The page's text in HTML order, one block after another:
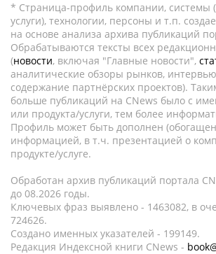
* Страница-профиль компании, системы
услуги), технологии, персоны и т.п.
на основе анализа архива публикаций
Обрабатываются тексты всех
(новости, включая "Главные новости",
аналитические обзоры рынков,
содержание партнёрских проектов).
больше публикаций на CNews было с
или продукта/услуги, тем более
Профиль может быть дополнен
информацией, в т.ч. презентацией о
продукте/услуге.
Обработан архив публикаций портала
до 08.2026 годы.
Ключевых фраз выявлено - 1463082, в
724626.
Создано именных указателей - 199149.
Редакция Индексной книги CNews -